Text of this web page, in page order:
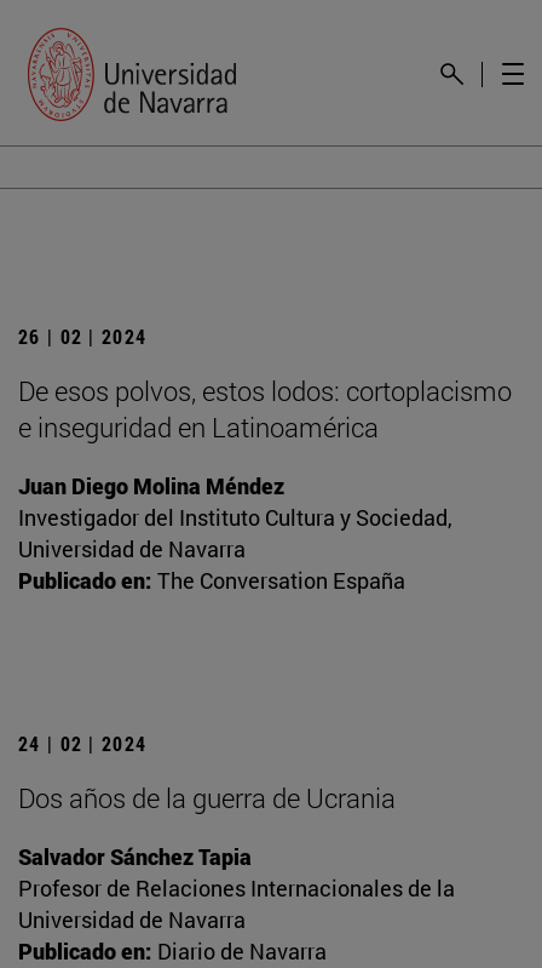
26 | 02 | 2024
De esos polvos, estos lodos: cortoplacismo
e inseguridad en Latinoamérica
Juan Diego Molina Méndez
Investigador del Instituto Cultura y Sociedad,
Universidad de Navarra
Publicado en: The Conversation España
24 | 02 | 2024
Dos años de la guerra de Ucrania
Salvador Sánchez Tapia
Profesor de Relaciones Internacionales de la
Universidad de Navarra
Publicado en: Diario de Navarra